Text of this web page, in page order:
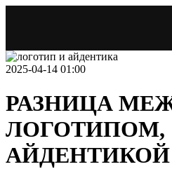
2025-04-14 01:00
РАЗНИЦА
ЛОГОТИПОМ,